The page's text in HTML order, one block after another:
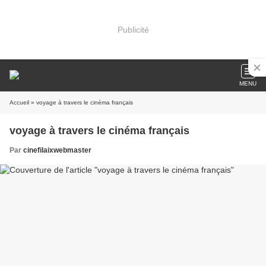
Publicité
MENU
Accueil » voyage à travers le cinéma français
voyage à travers le cinéma français
Par cinefilaixwebmaster